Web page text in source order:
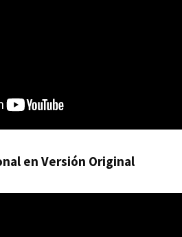
en Versión Original